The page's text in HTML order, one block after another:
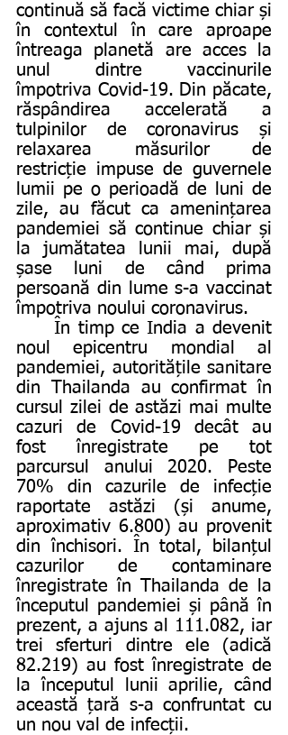
continuă să facă victime chiar și
în contextul în care aproape
întreaga planetă are acces la
unul dintre vaccinurile
împotriva Covid-19. Din păcate,
răspândirea accelerată a
tulpinilor de coronavirus și
relaxarea măsurilor de
restricție impuse de guvernele
lumii pe o perioadă de luni de
zile, au făcut ca amenințarea
pandemiei să continue chiar și
la jumătatea lunii mai, după
șase luni de când prima
persoană din lume s-a vaccinat
împotriva noului coronavirus.
	În timp ce India a devenit
noul epicentru mondial al
pandemiei, autoritățile sanitare
din Thailanda au confirmat în
cursul zilei de astăzi mai multe
cazuri de Covid-19 decât au
fost înregistrate pe tot
parcursul anului 2020. Peste
70% din cazurile de infecție
raportate astăzi (și anume,
aproximativ 6.800) au provenit
din închisori. În total, bilanțul
cazurilor de contaminare
înregistrate în Thailanda de la
începutul pandemiei și până în
prezent, a ajuns al 111.082, iar
trei sferturi dintre ele (adică
82.219) au fost înregistrate de
la începutul lunii aprilie, când
această țară s-a confruntat cu
un nou val de infecții.